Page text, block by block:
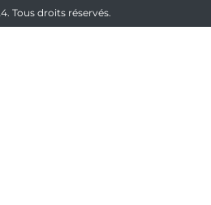
Tous droits réservés.